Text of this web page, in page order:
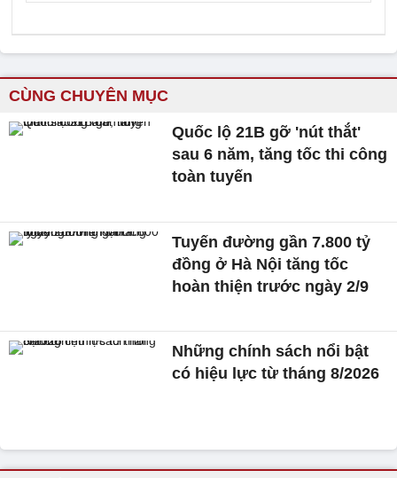
CÙNG CHUYÊN MỤC
Quốc lộ 21B gỡ 'nút thắt'
sau 6 năm, tăng tốc thi công
toàn tuyến
Tuyến đường gần 7.800 tỷ
đồng ở Hà Nội tăng tốc
hoàn thiện trước ngày 2/9
Những chính sách nổi bật
có hiệu lực từ tháng 8/2026